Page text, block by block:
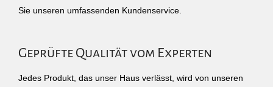
Sie unseren umfassenden Kundenservice.
Geprüfte Qualität vom Experten
Jedes Produkt, das unser Haus verlässt, wird von unseren